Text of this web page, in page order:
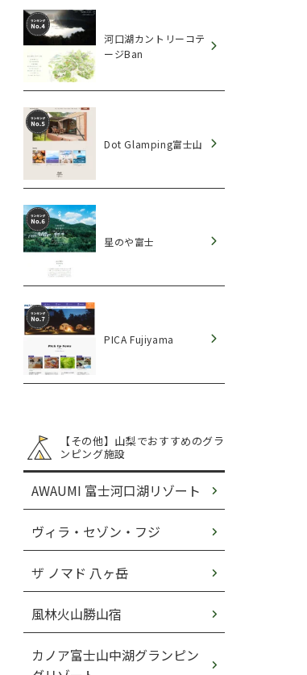
河口湖カントリーコテ
ージBan
Dot Glamping富士山
星のや富士
PICA Fujiyama
【その他】山梨でおすすめのグラ
ンピング施設
AWAUMI 富士河口湖リゾート
ヴィラ・セゾン・フジ
ザ ノマド 八ヶ岳
風林火山勝山宿
カノア富士山中湖グランピン